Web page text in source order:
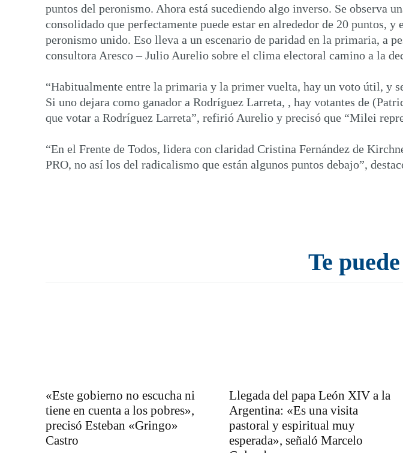
puntos del peronismo. Ahora está sucediendo algo inverso. Se observa
consolidado que perfectamente puede estar en alrededor de 20 puntos,
peronismo unido. Eso lleva a un escenario de paridad en la primaria, a
consultora Aresco – Julio Aurelio sobre el clima electoral camino a la
“Habitualmente entre la primaria y la primer vuelta, hay un voto útil, y
Si uno dejara como ganador a Rodríguez Larreta, , hay votantes de
que votar a Rodríguez Larreta”, refirió Aurelio y precisó que “Milei
“En el Frente de Todos, lidera con claridad Cristina Fernández de
PRO, no así los del radicalismo que están algunos puntos debajo”,
Te
«Este gobierno no escucha ni
tiene en cuenta a los pobres»,
precisó Esteban «Gringo»
Castro
Llegada del papa León XIV a la
Argentina: «Es una visita
pastoral y espiritual muy
esperada», señaló Marcelo